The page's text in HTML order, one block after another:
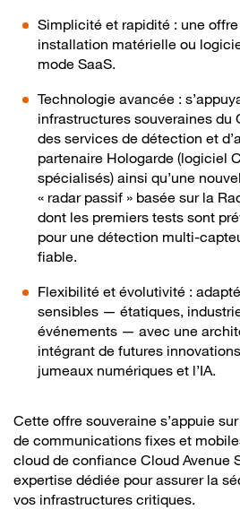
Simplicité et rapidité : une
installation matérielle ou
mode SaaS.
Technologie avancée :
infrastructures souveraines du
des services de détection et
partenaire Hologarde (logiciel
spécialisés) ainsi qu’une
« radar passif » basée sur la
dont les premiers tests sont
pour une détection multi-
fiable.
Flexibilité et évolutivité :
sensibles — étatiques,
événements — avec une
intégrant de futures
jumeaux numériques et l’IA.
Cette offre souveraine s’appuie
de communications fixes et
cloud de confiance Cloud Avenue
expertise dédiée pour assurer la
vos infrastructures critiques.